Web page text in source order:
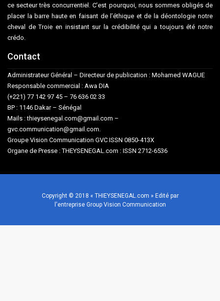
ce secteur très concurrentiel. C’est pourquoi, nous sommes obligés de
placer la barre haute en faisant de l’éthique et de la déontologie notre
cheval de Troie en insistant sur la crédibilité qui a toujours été notre
crédo.
Contact
Administrateur Général – Directeur de publication : Mohamed WAGUE
Responsable commercial : Awa DIA
(+221) 77 142 97 45 – 76 636 02 33
BP : 1146 Dakar – Sénégal
Mails : thieysenegal.com@gmail.com –
gvc.communication@gmail.com.
Groupe Vision Communication GVC ISSN 0850-413X
Organe de Presse : THEYSENEGAL.com : ISSN 2712-6536
Copyright © 2018 « THIEYSENEGAL.com » Edité par
l'entreprise Group Vision Communication